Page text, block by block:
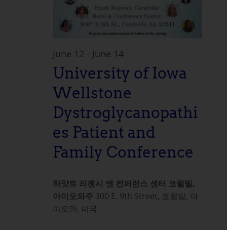
June 12 - June 14
University of Iowa
Wellstone
Dystroglycanopathi
es Patient and
Family Conference
하얏트 리젠시 앤 컨퍼런스 센터 코럴빌,
아이오와주 300 E. 9th Street, 코럴빌, 아
이오와, 미국